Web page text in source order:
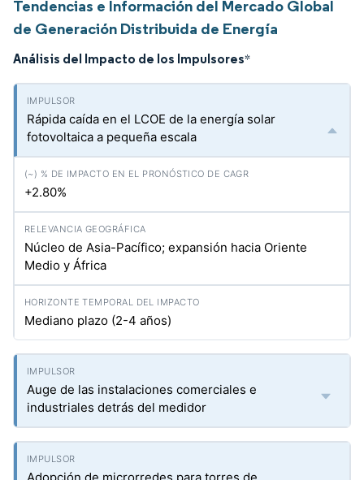
Tendencias e Información del Mercado Global
de Generación Distribuida de Energía
Análisis del Impacto de los Impulsores*
Rápida caída en el LCOE de la energía solar
fotovoltaica a pequeña escala
+2.80%
Núcleo de Asia-Pacífico; expansión hacia Oriente
Medio y África
Mediano plazo (2-4 años)
Auge de las instalaciones comerciales e
industriales detrás del medidor